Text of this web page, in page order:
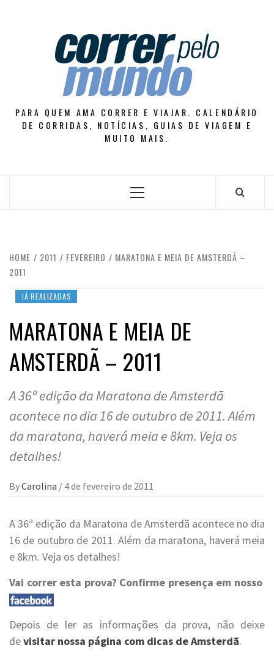
PARA QUEM AMA CORRER E VIAJAR. CALENDÁRIO
DE CORRIDAS, NOTÍCIAS, GUIAS DE VIAGEM E
MUITO MAIS.
Primary
HOME 2011 FEVEREIRO
MARATONA E MEIA DE AMSTERDÃ –
2011
JÁ REALIZADAS
MARATONA E MEIA DE
AMSTERDÃ – 2011
A 36ª edição da Maratona de Amsterdã
acontece no dia 16 de outubro de 2011. Além
da maratona, haverá meia e 8km. Veja os
detalhes!
ByCarolina / 4 de fevereiro de 2011
A 36ª edição da Maratona de Amsterdã acontece no dia
16 de outubro de 2011. Além da maratona, haverá meia
e 8km. Veja os detalhes!
Vai correr esta prova? Confirme presença em nosso
Depois de ler as informações da prova, não deixe
devisitar nossa página com dicas de Amsterdã.